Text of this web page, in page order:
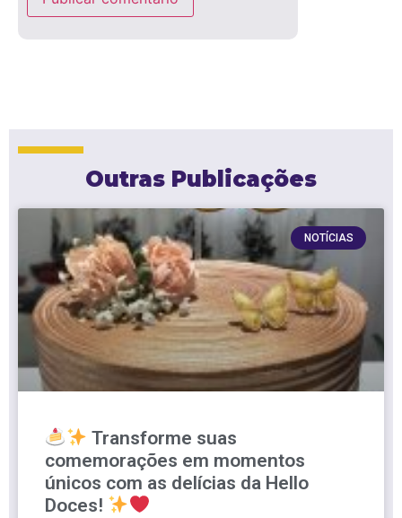
Outras Publicações
NOTÍCIAS
Transforme suas
comemorações em momentos
únicos com as delícias da Hello
Doces!